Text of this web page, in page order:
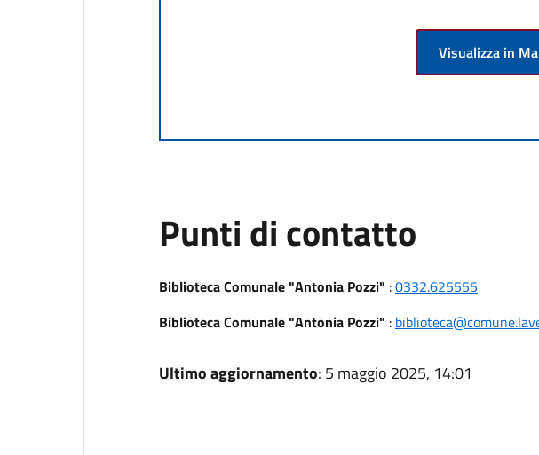
Visualizza in
Punti di contatto
Biblioteca Comunale "Antonia Pozzi" :0332.625555
Biblioteca Comunale "Antonia Pozzi" :
Ultimo aggiornamento: 5 maggio 2025, 14:01